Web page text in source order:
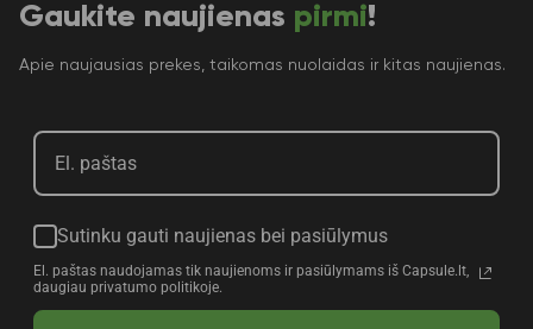
Gaukite naujienas pirmi!
Apie naujausias prekes, taikomas nuolaidas ir kitas naujienas.
Sutinku gauti naujienas bei pasiūlymus
El. paštas naudojamas tik naujienoms ir pasiūlymams iš Capsule.lt,
daugiau privatumo politikoje.